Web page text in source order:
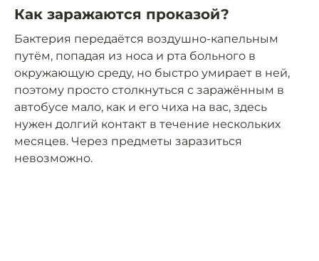
Как заражаются проказой?
Бактерия передаётся воздушно-капельным
путём, попадая из носа и рта больного в
окружающую среду, но быстро умирает в ней,
поэтому просто столкнуться с заражённым в
автобусе мало, как и его чиха на вас, здесь
нужен долгий контакт в течение нескольких
месяцев. Через предметы заразиться
невозможно.